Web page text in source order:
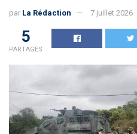
par La Rédaction 7 juillet 2026
5
PARTAGES